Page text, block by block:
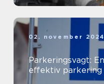
02. november 2024
Parkeringsvagt:
effektiv parkering